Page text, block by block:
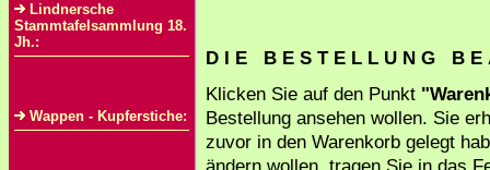
Lindnersche
Stammtafelsammlung 18.
Jh.:
Wappen - Kupferstiche:
D I E B E S T E L L U N G B E
Klicken Sie auf den Punkt
Bestellung ansehen wollen. Sie
zuvor in den Warenkorb gelegt
ändern wollen, tragen Sie in das